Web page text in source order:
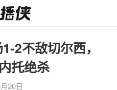
2不敌切尔西，
托绝杀
20日